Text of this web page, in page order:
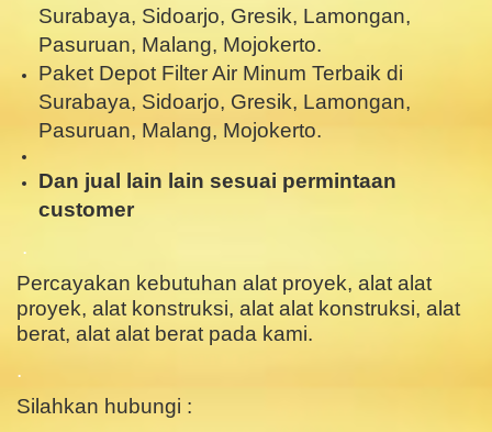
Surabaya, Sidoarjo, Gresik, Lamongan,
Pasuruan, Malang, Mojokerto.
Paket Depot Filter Air Minum Terbaik di
Surabaya, Sidoarjo, Gresik, Lamongan,
Pasuruan, Malang, Mojokerto.
Dan jual lain lain sesuai permintaan
customer
.
Percayakan kebutuhan alat proyek, alat alat
proyek, alat konstruksi, alat alat konstruksi, alat
berat, alat alat berat pada kami.
.
Silahkan hubungi :